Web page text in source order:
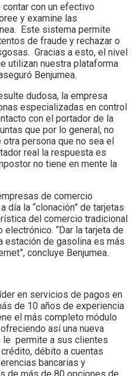
con un efectivo
y examine las
Este sistema permite
de fraude y rechazar o
Gracias a esto, el nivel
utilizan nuestra plataforma
Benjumea.
dudosa, la empresa
especializadas en control
con el portador de la
que por lo general, no
persona que no sea el
real la respuesta es
no tiene en mente la
de comercio
día la “clonación” de tarjetas
del comercio tradicional
“Dar la tarjeta de
estación de gasolina es más
concluye Benjumea.
en servicios de pagos en
de 10 años de experiencia
el más completo módulo
así una nueva
le permite a sus clientes
débito a cuentas
bancarias y
de más de 80 opciones de